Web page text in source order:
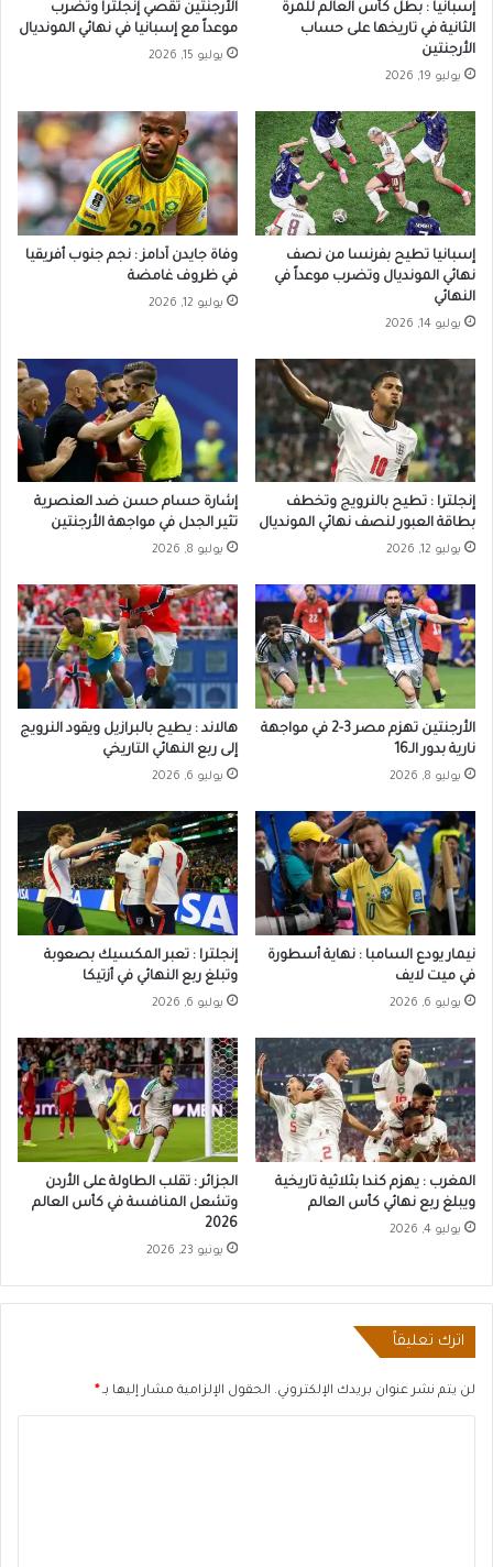
إسبانيا : بطل كأس العالم للمرة
الثانية في تاريخها على حساب
الأرجنتين
يوليو 19, 2026
الأرجنتين تقصي إنجلترا وتضرب
موعداً مع إسبانيا في نهائي المونديال
يوليو 15, 2026
إسبانيا تطيح بفرنسا من نصف
نهائي المونديال وتضرب موعداً في
النهائي
يوليو 14, 2026
وفاة جايدن آدامز : نجم جنوب أفريقيا
في ظروف غامضة
يوليو 12, 2026
إنجلترا : تطيح بالنرويج وتخطف
بطاقة العبور لنصف نهائي المونديال
يوليو 12, 2026
إشارة حسام حسن ضد العنصرية
تثير الجدل في مواجهة الأرجنتين
يوليو 8, 2026
الأرجنتين تهزم مصر 3-2 في مواجهة
نارية بدور الـ16
يوليو 8, 2026
هالاند : يطيح بالبرازيل ويقود النرويج
إلى ربع النهائي التاريخي
يوليو 6, 2026
نيمار يودع السامبا : نهاية أسطورة
في ميت لايف
يوليو 6, 2026
إنجلترا : تعبر المكسيك بصعوبة
وتبلغ ربع النهائي في أزتيكا
يوليو 6, 2026
المغرب : يهزم كندا بثلاثية تاريخية
ويبلغ ربع نهائي كأس العالم
يوليو 4, 2026
الجزائر : تقلب الطاولة على الأردن
وتشعل المنافسة في كأس العالم
2026
يونيو 23, 2026
اترك تعليقاً
لن يتم نشر عنوان بريدك الإلكتروني. الحقول الإلزامية مشار إليها بـ*